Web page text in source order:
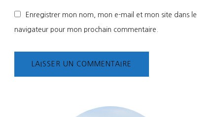
Enregistrer mon nom, mon e-mail et mon site dans le
navigateur pour mon prochain commentaire.